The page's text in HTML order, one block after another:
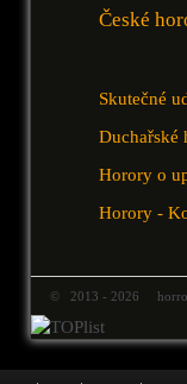
České
Skutečné
Duchařské
Horory o
Horory -
© 2013 - 2026